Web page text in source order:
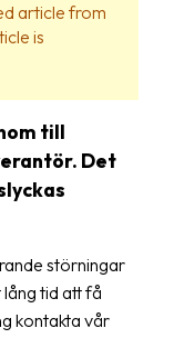
article from
is
till
Det
störningar
tid att få
kontakta vår